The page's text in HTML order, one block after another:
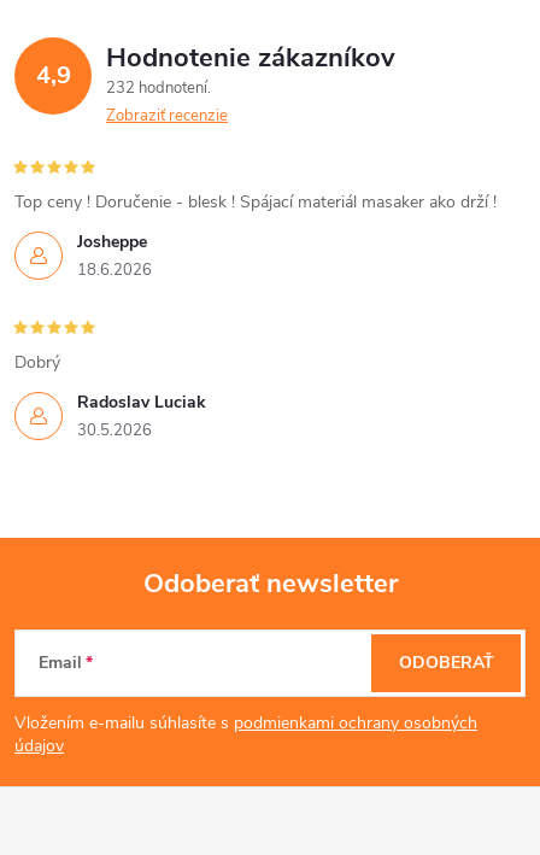
4,9 Hodnotenie zákazníkov
232 hodnotení
Zobraziť recenzie
Josheppe
18.6.2026
Top ceny ! Doručenie - blesk ! Spájací materiál masaker ako drží !
Radoslav Luciak
30.5.2026
Dobrý
Z
á
p
Odoberať newsletter
Email
Vložením e-mailu súhlasíte s podmienkami ochrany osobných
údajov
ODOBERAŤ